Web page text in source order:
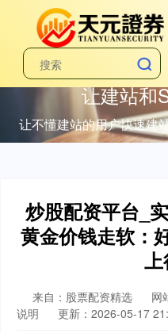
让建站和
让不懂建站的用户快速建
炒股配资平台_
黄金价钱走软：
来自：股票配资精选
网
说明
更新：2026-05-17